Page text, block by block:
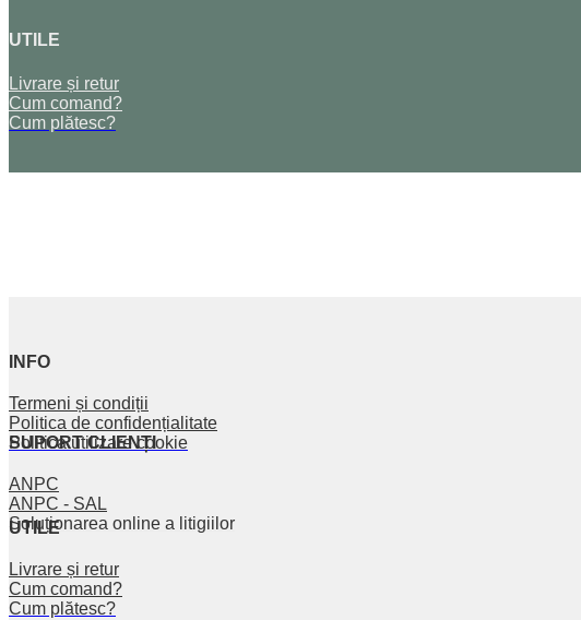
UTILE
Livrare și retur
Cum comand?
Cum plătesc?
INFO
Termeni și condiții
Politica de confidențialitate
Politica utilizare cookie
SUPORT CLIENȚI
ANPC
ANPC - SAL
Soluționarea online a litigiilor
UTILE
Livrare și retur
Cum comand?
Cum plătesc?